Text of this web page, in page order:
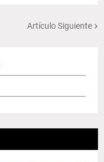
Artículo Siguiente